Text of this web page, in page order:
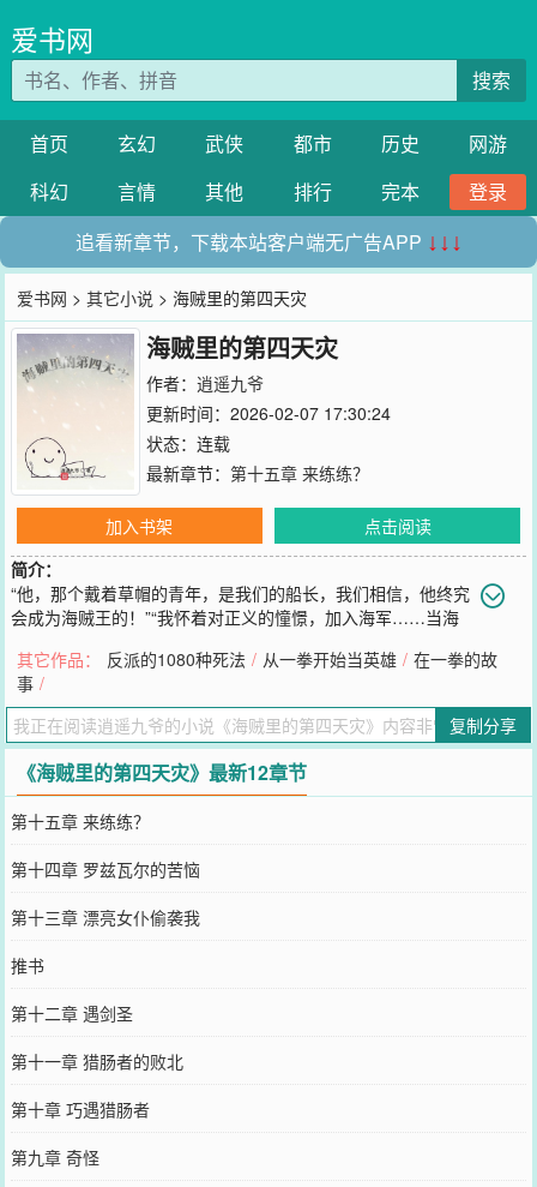
爱书网
搜索
首页 玄幻 武侠 都市 历史
网游
科幻
言情 其他 排行 完本
登录
追看新章节，下载本站客户端无广告APP ↓↓↓
爱书网 >其它小说 > 海贼里的第四天灾
海贼里的第四天灾
作者： 逍遥九爷
更新时间：2026-02-07 17:30:24
状态：连载
最新章节： 第十五章 来练练？
加入书架
点击阅读
简介：
“他，那个戴着草帽的青年，是我们的船长，我们相信，他终究
会成为海贼王的！”“我怀着对正义的憧憬，加入海军……当海
亮血条，哪怕海上四皇，也杀给你看！”“这个世界需要光明，这个世
界不需要高高在上的天龙人！”……ps：第一次开海贼，如有不对之
处，请温柔指出多多包涵。ps：重生主角
您要是觉得《海贼里的第四天灾》还不错的话请不要忘记向您QQ群和
微博微信里的朋友推荐哦！
其它作品： 反派的1080种死法 / 从一拳开始当英雄 / 在一拳的故
事 /
复制分享
《海贼里的第四天灾》最新12章节
第十五章 来练练？
第十四章 罗兹瓦尔的苦恼
第十三章 漂亮女仆偷袭我
推书
第十二章 遇剑圣
第十一章 猎肠者的败北
第十章 巧遇猎肠者
第九章 奇怪